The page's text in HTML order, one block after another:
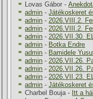
Lovas Gábor -
admin -Játékoskeret
admin -2026.VIII.2.
admin -2026.VIII.2.
admin -2026.VII.30.
admin - Botka Endre
admin - Bamidele
admin -2026.VII.26.
admin -2026.VII.26.
admin -2026.VII.23.
admin -Játékoskeret
Charbel Bouja- Itt a